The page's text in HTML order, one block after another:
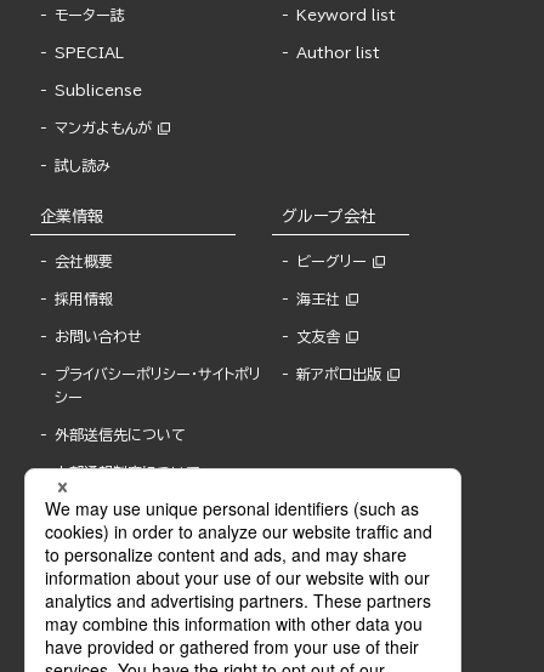
モーター誌
SPECIAL
Sublicense
マンガよもんが
試し読み
Keyword list
Author list
企業情報
会社概要
採用情報
お問い合わせ
プライバシーポリシー・サイトポリ
シー
外部送信先について
内部通報制度について
グループ会社
ビーグリー
海王社
文友舎
新アポロ出版